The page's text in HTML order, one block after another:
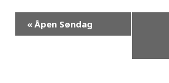
« Åpen Søndag